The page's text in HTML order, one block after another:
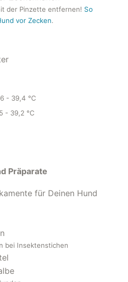
der Pinzette entfernen! So
vor Zecken.
- 39,4 °C
- 39,2 °C
Präparate
für Deinen Hund
bei Insektenstichen